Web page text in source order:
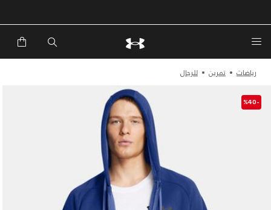
خصم إضافي 20%*. باستخدام الكود EXTRA20
رياضات تمرين للرجال
-%40